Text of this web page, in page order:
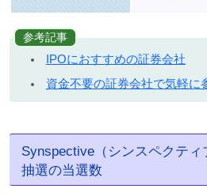
参考記事
IPOにおすすめの証券会社
資金不要の証券会社で気軽に
Synspective（シンスペクティ
抽選の当選数